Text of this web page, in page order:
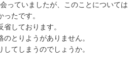
っていましたが、このことについては
たです。
しております。
とりようがありません。
てしまうのでしょうか。